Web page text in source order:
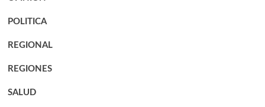
POLITICA
REGIONAL
REGIONES
SALUD